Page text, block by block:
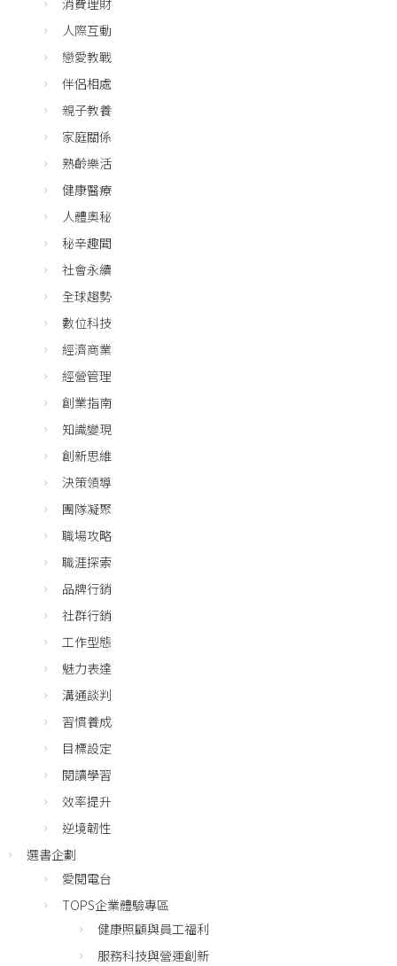
消費理財
人際互動
戀愛教戰
伴侶相處
親子教養
家庭關係
熟齡樂活
健康醫療
人體奧秘
秘辛趣聞
社會永續
全球趨勢
數位科技
經濟商業
經營管理
創業指南
知識變現
創新思維
決策領導
團隊凝聚
職場攻略
職涯探索
品牌行銷
社群行銷
工作型態
魅力表達
溝通談判
習慣養成
目標設定
閱讀學習
效率提升
逆境韌性
選書企劃
愛閱電台
TOPS企業體驗專區
健康照顧與員工福利
服務科技與營運創新